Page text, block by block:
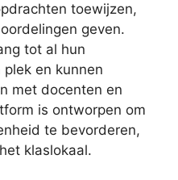
toewijzen,
geven.
tot al hun
en kunnen
met docenten en
is ontworpen om
te bevorderen,
klaslokaal.